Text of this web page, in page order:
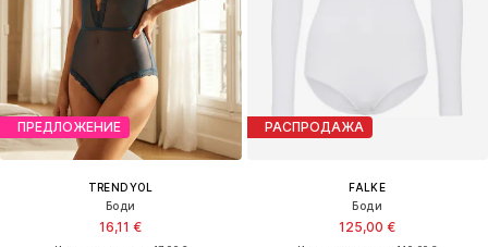
ПРЕДЛОЖЕНИЕ
TRENDYOL
Боди
16,11 €
РАСПРОДАЖА
FALKE
Боди
125,00 €